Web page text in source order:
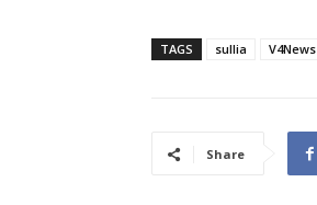
TAGS sullia V4News
Share